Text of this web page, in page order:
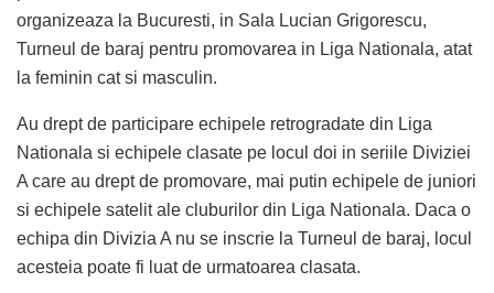
organizeaza la Bucuresti, in Sala Lucian Grigorescu,
Turneul de baraj pentru promovarea in Liga Nationala, atat
la feminin cat si masculin.
Au drept de participare echipele retrogradate din Liga
Nationala si echipele clasate pe locul doi in seriile Diviziei
A care au drept de promovare, mai putin echipele de juniori
si echipele satelit ale cluburilor din Liga Nationala. Daca o
echipa din Divizia A nu se inscrie la Turneul de baraj, locul
acesteia poate fi luat de urmatoarea clasata.